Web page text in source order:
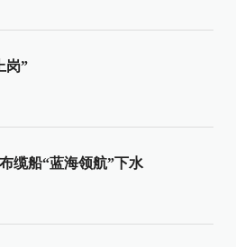
岗”
缆船“蓝海领航”下水